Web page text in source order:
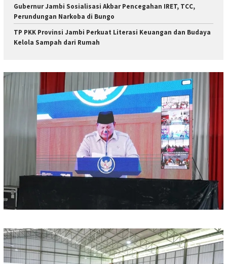
Gubernur Jambi Sosialisasi Akbar Pencegahan IRET, TCC,
Perundungan Narkoba di Bungo
TP PKK Provinsi Jambi Perkuat Literasi Keuangan dan Budaya
Kelola Sampah dari Rumah